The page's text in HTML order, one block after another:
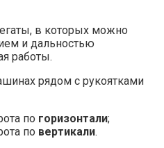
в которых можно
и дальностью
работы.
рядом с рукоятками
по горизонтали;
по вертикали.